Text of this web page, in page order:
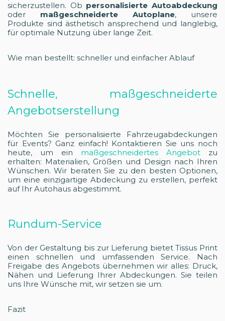
sicherzustellen. Ob personalisierte Autoabdeckung
oder maßgeschneiderte Autoplane, unsere
Produkte sind ästhetisch ansprechend und langlebig,
für optimale Nutzung über lange Zeit.
Wie man bestellt: schneller und einfacher Ablauf
Schnelle, maßgeschneiderte
Angebotserstellung
Möchten Sie personalisierte Fahrzeugabdeckungen
für Events? Ganz einfach! Kontaktieren Sie uns noch
heute, um ein maßgeschneidertes Angebot zu
erhalten: Materialien, Größen und Design nach Ihren
Wünschen. Wir beraten Sie zu den besten Optionen,
um eine einzigartige Abdeckung zu erstellen, perfekt
auf Ihr Autohaus abgestimmt.
Rundum-Service
Von der Gestaltung bis zur Lieferung bietet Tissus Print
einen schnellen und umfassenden Service. Nach
Freigabe des Angebots übernehmen wir alles: Druck,
Nähen und Lieferung Ihrer Abdeckungen. Sie teilen
uns Ihre Wünsche mit, wir setzen sie um.
Fazit